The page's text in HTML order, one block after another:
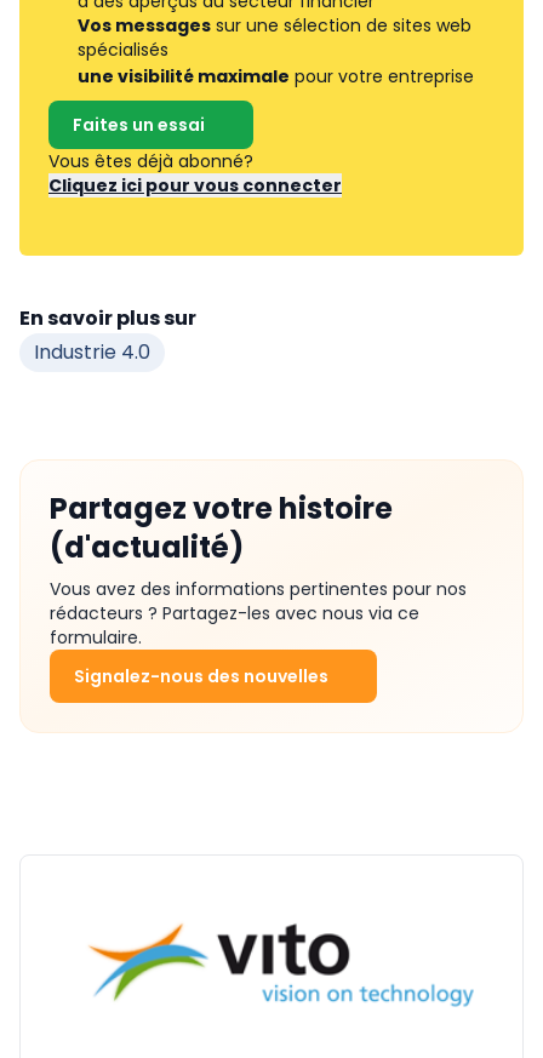
Vos messages sur une sélection de sites web
spécialisés
une visibilité maximale pour votre entreprise
Faites un essai
Vous êtes déjà abonné?
Cliquez ici pour vous connecter
En savoir plus sur
Industrie 4.0
Partagez votre histoire
(d'actualité)
Vous avez des informations pertinentes pour nos
rédacteurs ? Partagez-les avec nous via ce
formulaire.
Signalez-nous des nouvelles